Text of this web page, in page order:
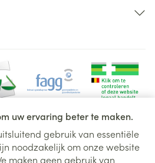
uw ervaring beter te maken.
gebruik van essentiële
noodzakelijk om onze website
maken geen gebruik van